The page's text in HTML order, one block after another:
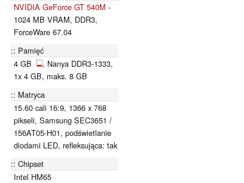
NVIDIA GeForce GT 540M -
1024 MB VRAM, DDR3,
ForceWare 67.04
Pamięć
4 GB
, Nanya DDR3-1333,
1x 4 GB, maks. 8 GB
Matryca
15.60 cali 16:9, 1366 x 768
pikseli, Samsung SEC3651 /
156AT05-H01, podświetlanie
diodami LED, refleksująca: tak
Chipset
Intel HM65